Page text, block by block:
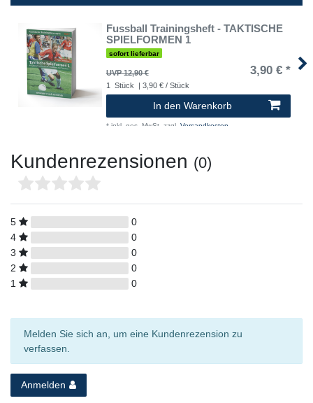
Fussball Trainingsheft - TAKTISCHE
SPIELFORMEN 1
sofort lieferbar
UVP 12,90 € 3,90 € *
1 Stück | 3,90 € / Stück
In den Warenkorb
* inkl. ges. MwSt. zzgl. Versandkosten
Kundenrezensionen (0)
5
0
4
0
3
0
2
0
1
0
Melden Sie sich an, um eine Kundenrezension zu
verfassen.
Anmelden